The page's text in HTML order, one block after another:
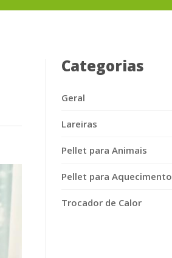
Categorias
Geral
Lareiras
Pellet para Animais
Pellet para Aquecimento
Trocador de Calor